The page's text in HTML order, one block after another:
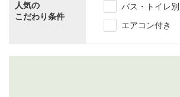
人気の
こだわり条件
バス・トイレ別
エアコン付き